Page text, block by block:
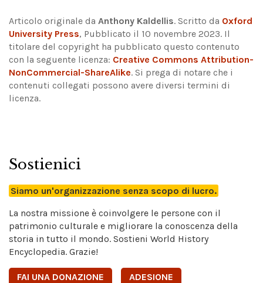
Articolo originale da Anthony Kaldellis. Scritto da Oxford
University Press, Pubblicato il 10 novembre 2023. Il
titolare del copyright ha pubblicato questo contenuto
con la seguente licenza: Creative Commons Attribution-
NonCommercial-ShareAlike. Si prega di notare che i
contenuti collegati possono avere diversi termini di
licenza.
Sostienici
Siamo un'organizzazione senza scopo di lucro.
La nostra missione è coinvolgere le persone con il
patrimonio culturale e migliorare la conoscenza della
storia in tutto il mondo. Sostieni World History
Encyclopedia. Grazie!
FAI UNA DONAZIONE ADESIONE